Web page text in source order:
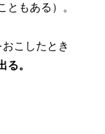
もある）。
こしたとき
。